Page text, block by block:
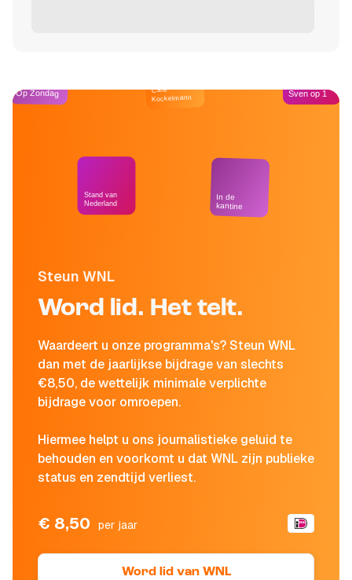
Steun WNL
Word lid. Het telt.
Waardeert u onze programma's? Steun WNL
dan met de jaarlijkse bijdrage van slechts
€8,50, de wettelijk minimale verplichte
bijdrage voor omroepen.
Hiermee helpt u ons journalistieke geluid te
behouden en voorkomt u dat WNL zijn publieke
status en zendtijd verliest.
€ 8,50 per jaar
Word lid van WNL
Op Zondag
Stand van
Nederland
Café
Kockelmann
In de
kantine
Sven op 1